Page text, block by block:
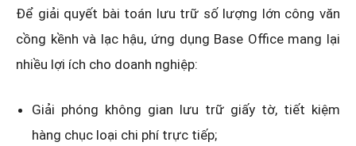
Để giải quyết bài toán lưu trữ số lượng lớn công văn
cồng kềnh và lạc hậu, ứng dụng Base Office mang lại
nhiều lợi ích cho doanh nghiệp:
Giải phóng không gian lưu trữ giấy tờ, tiết kiệm
hàng chục loại chi phí trực tiếp;